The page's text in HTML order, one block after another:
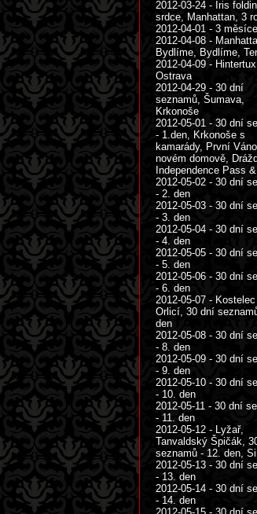
2012-03-24 - Iris
srdce, Manhattan, 3
2012-04-01 - 3 měsíce
2012-04-08 -
Bydlíme, Bydlíme,
2012-04-09 -
Ostrava
2012-04-29 - 30 dní
seznamů, Šumava,
Krkonoše
2012-05-01 - 30 dní
- 1.den, Krkonoše s
kamarády, První
novém domově,
Independence Pass
2012-05-02 - 30 dní
- 2. den
2012-05-03 - 30 dní
- 3. den
2012-05-04 - 30 dní
- 4. den
2012-05-05 - 30 dní
- 5. den
2012-05-06 - 30 dní
- 6. den
2012-05-07 - Kostelec
Orlicí, 30 dní
den
2012-05-08 - 30 dní
- 8. den
2012-05-09 - 30 dní
- 9. den
2012-05-10 - 30 dní
- 10. den
2012-05-11 - 30 dní
- 11. den
2012-05-12 - Lyžař,
Tanvaldský Špičák,
seznamů - 12. den,
2012-05-13 - 30 dní
- 13. den
2012-05-14 - 30 dní
- 14. den